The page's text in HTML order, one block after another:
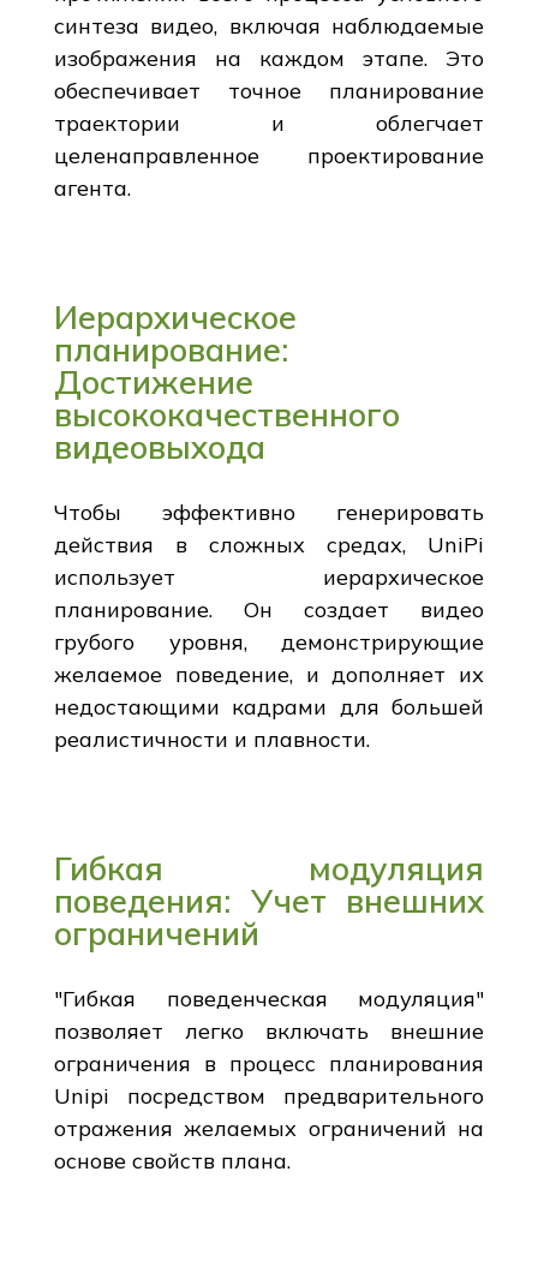
синтеза видео, включая наблюдаемые
изображения на каждом этапе. Это
обеспечивает точное планирование
траектории и облегчает
целенаправленное проектирование
агента.
Иерархическое
планирование:
Достижение
высококачественного
видеовыхода
Чтобы эффективно генерировать
действия в сложных средах, UniPi
использует иерархическое
планирование. Он создает видео
грубого уровня, демонстрирующие
желаемое поведение, и дополняет их
недостающими кадрами для большей
реалистичности и плавности.
Гибкая модуляция
поведения: Учет внешних
ограничений
"Гибкая поведенческая модуляция"
позволяет легко включать внешние
ограничения в процесс планирования
Unipi посредством предварительного
отражения желаемых ограничений на
основе свойств плана.